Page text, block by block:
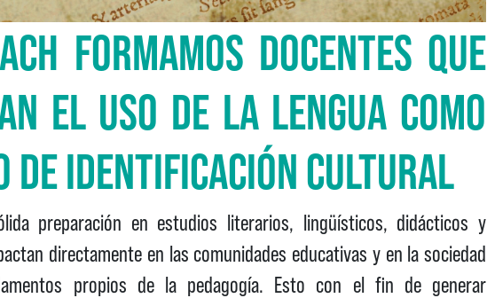
FORMAMOS DOCENTES QUE
EL USO DE LA LENGUA COMO
DE IDENTIFICACIÓN CULTURAL
preparación en estudios literarios, lingüísticos, didácticos y
directamente en las comunidades educativas y en la sociedad
propios de la pedagogía. Esto con el fin de generar